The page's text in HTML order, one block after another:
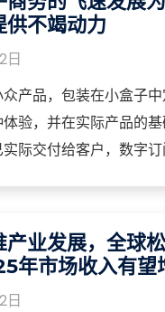
供不竭动力
日
产品，包装在小盒子
验，并在实际产品的
际交付给客户，数字订
产业发展，全球
年市场收入有望
元
日